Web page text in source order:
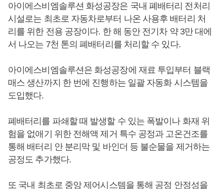
아이에스비엠솔루션 화성공장은 국내 폐배터리 전처리
시설로는 최초로 자동차로부터 나온 사용후 배터리 처
리를 위한 전용 공장이다. 한 해 동안 전기차 약 3만 대에
서 나오는 7천 톤의 폐배터리를 처리할 수 있다.
아이에스비엠솔루션은 화성공장에 재료 투입부터 블랙
매스 생산까지 한 번에 진행하는 일괄 자동화 시스템을
도입했다.
폐배터리를 파쇄할 때 발생할 수 있는 폭발이나 화재 위
험을 없애기 위한 전해액 제거 특수 공정과 고온건조를
통해 배터리 안 분리막 및 바인더 등 불순물을 제거하는
공정도 추가했다.
또 국내 최초로 중앙 제어시스템을 통해 공정 안정성을